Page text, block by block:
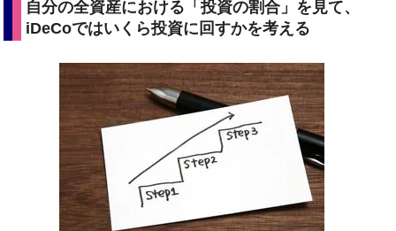
自分の全資産における「投資の割合」を見て、
iDeCoではいくら投資に回すかを考える